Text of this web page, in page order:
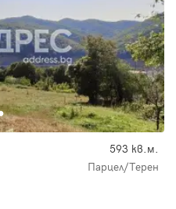
593 кв.м.
Парцел/Терен